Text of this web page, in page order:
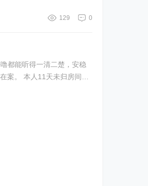
0
129
都能听得一清二楚，安稳
案。 本人11天未归房间遭